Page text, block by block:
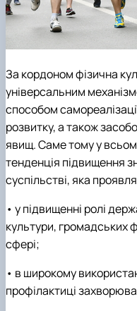
За кордоном фізична
універсальним
способом
розвитку, а також
явищ. Саме тому у
тенденція підвищення
суспільстві, яка
• у підвищенні ролі
культури, громадських
сфері;
• в широкому
профілактиці